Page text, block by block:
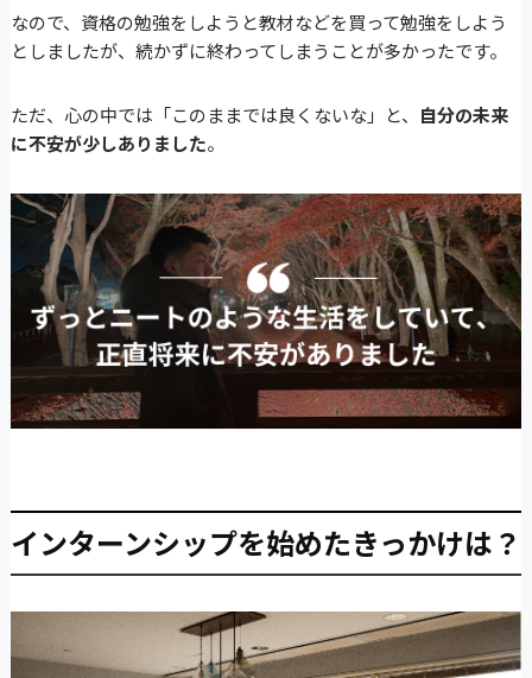
なので、資格の勉強をしようと教材などを買って勉強をしよう
としましたが、続かずに終わってしまうことが多かったです。
ただ、心の中では「このままでは良くないな」と、 自分の未来
に不安が少しありました。
インターンシップを始めたきっかけは？